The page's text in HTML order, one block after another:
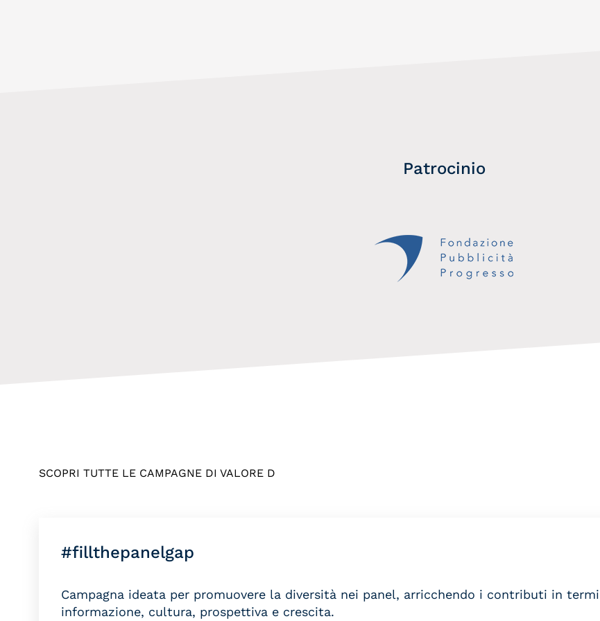
Patrocinio
SCOPRI TUTTE LE CAMPAGNE DI VALORE D
#fillthepanelgap
Campagna ideata per promuovere la diversità nei panel, arricchendo i contributi in
informazione, cultura, prospettiva e crescita.